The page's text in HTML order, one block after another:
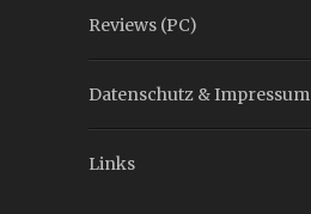
Reviews (PC)
Datenschutz & Impressum
Links